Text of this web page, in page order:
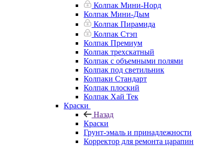
Колпак Мини-Норд
Колпак Мини-Дым
Колпак Пирамида
Колпак Стэп
Колпак Премиум
Колпак трехскатный
Колпак с объемными полями
Колпак под светильник
Колпаки Стандарт
Колпак плоский
Колпак Хай Тек
Краски
Назад
Краски
Грунт-эмаль и принадлежности
Корректор для ремонта царапин